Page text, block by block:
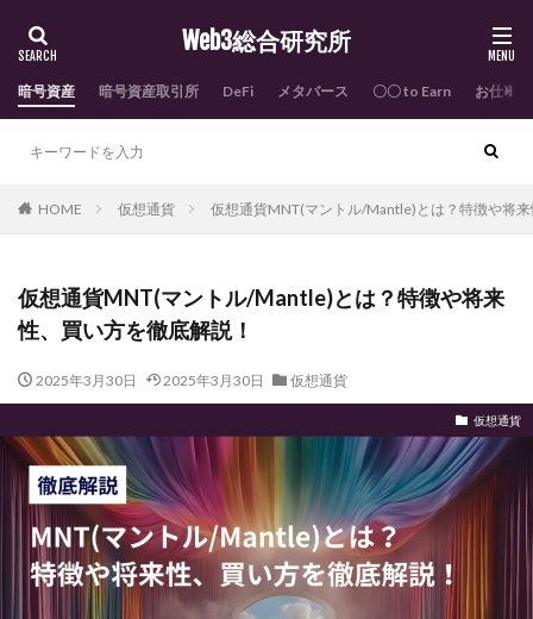
Web3総合研究所
暗号資産 暗号資産取引所 DeFi メタバース 〇〇 to Earn お仕事
HOME 仮想通貨 仮想通貨MNT(マントル/Mantle)とは？特徴や将
仮想通貨MNT(マントル/Mantle)とは？特徴や将来
性、買い方を徹底解説！
2025年3月30日 2025年3月30日 仮想通貨
仮想通貨